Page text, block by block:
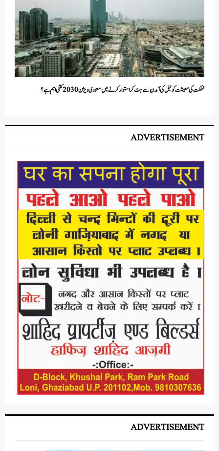
مملکت کی معیشت کو تیل کی آمدن سے ہٹ کر استوار کرنے میں سعودی ویژن 2030 کتنی اہم ہے؟
ADVERTISEMENT
ADVERTISEMENT